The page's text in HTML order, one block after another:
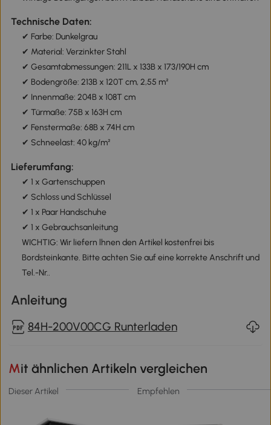
Technische Daten:
✔ Farbe: Dunkelgrau
✔ Material: Verzinkter Stahl
✔ Gesamtabmessungen: 211L x 133B x 173/190H cm
✔ Bodengröße: 213B x 120T cm, 2,55 m²
✔ Innenmaße: 204B x 108T cm
✔ Türmaße: 75B x 163H cm
✔ Fenstermaße: 68B x 74H cm
✔ Schneelast: 40 kg/m²
Lieferumfang:
✔ 1 x Gartenschuppen
✔ Schloss und Schlüssel
✔ 1 x Paar Handschuhe
✔ 1 x Gebrauchsanleitung
WICHTIG: Wir liefern lhnen den Artikel kostenfrei bis
Bordsteinkante. Bitte achten Sie auf eine korrekte Anschrift und
Tel.-Nr..
Anleitung
84H-200V00CG Runterladen
Mit ähnlichen Artikeln vergleichen
Dieser Artikel Empfehlen